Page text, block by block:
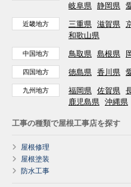
岐阜県 静岡県
近畿地方 三重県 滋賀県
和歌山県
中国地方 鳥取県 島根県
四国地方 徳島県 香川県
九州地方 福岡県 佐賀県
鹿児島県 沖縄県
工事の種類で屋根工事店を探す
屋根修理
屋根塗装
防水工事